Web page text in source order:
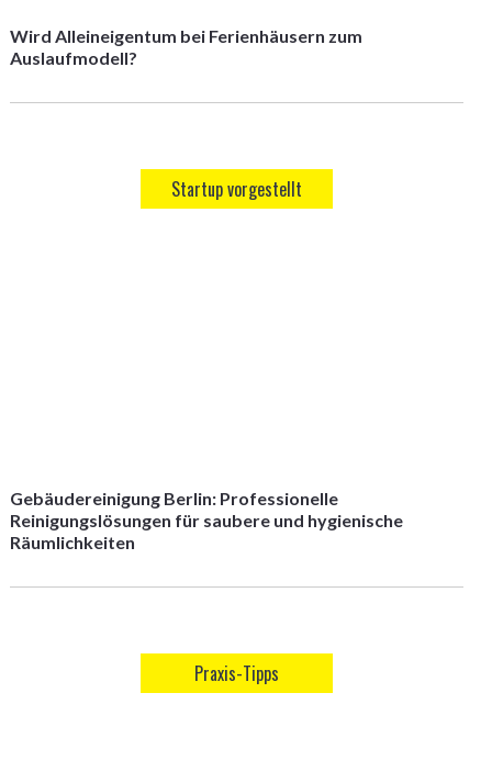
Wird Alleineigentum bei Ferienhäusern zum
Auslaufmodell?
Startup vorgestellt
Gebäudereinigung Berlin: Professionelle
Reinigungslösungen für saubere und hygienische
Räumlichkeiten
Praxis-Tipps